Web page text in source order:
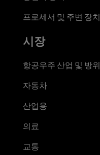
프로세서 및 주변 장치
시장
항공우주 산업 및 방위
자동차
산업용
의료
교통